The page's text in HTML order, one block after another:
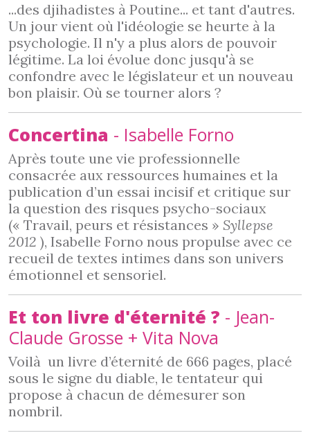
...des djihadistes à Poutine... et tant d'autres.
Un jour vient où l'idéologie se heurte à la
psychologie. Il n'y a plus alors de pouvoir
légitime. La loi évolue donc jusqu'à se
confondre avec le législateur et un nouveau
bon plaisir. Où se tourner alors ?
Concertina - Isabelle Forno
Après toute une vie professionnelle
consacrée aux ressources humaines et la
publication d’un essai incisif et critique sur
la question des risques psycho-sociaux
(« Travail, peurs et résistances » Syllepse
2012 ), Isabelle Forno nous propulse avec ce
recueil de textes intimes dans son univers
émotionnel et sensoriel.
Et ton livre d'éternité ? - Jean-
Claude Grosse + Vita Nova
Voilà un livre d’éternité de 666 pages, placé
sous le signe du diable, le tentateur qui
propose à chacun de démesurer son
nombril.